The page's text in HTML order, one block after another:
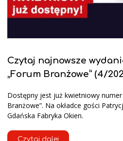
Czytaj najnowsze
„Forum Branżowe” (4/
Dostępny jest już kwietniowy
Branżowe”. Na okładce gości
Gdańska Fabryka Okien.
Czytaj dalej